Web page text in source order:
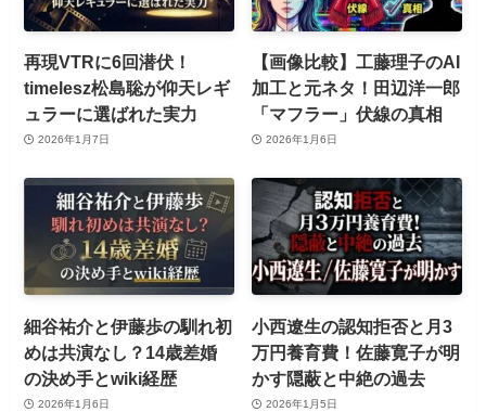
再現VTRに6回潜伏！
timelesz松島聡が仰天レギ
ュラーに選ばれた実力
2026年1月7日
【画像比較】工藤理子のAI
加工と元ネタ！田辺洋一郎
「マフラー」伏線の真相
2026年1月6日
細谷祐介と伊藤歩の馴れ初
めは共演なし？14歳差婚
の決め手とwiki経歴
2026年1月6日
小西遼生の認知拒否と月3
万円養育費！佐藤寛子が明
かす隠蔽と中絶の過去
2026年1月5日